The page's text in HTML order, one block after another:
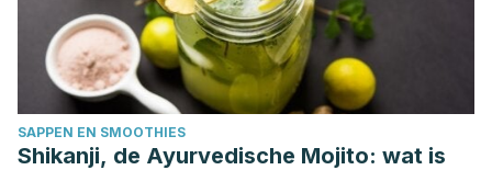
SAPPEN EN SMOOTHIES
Shikanji, de Ayurvedische Mojito: wat is